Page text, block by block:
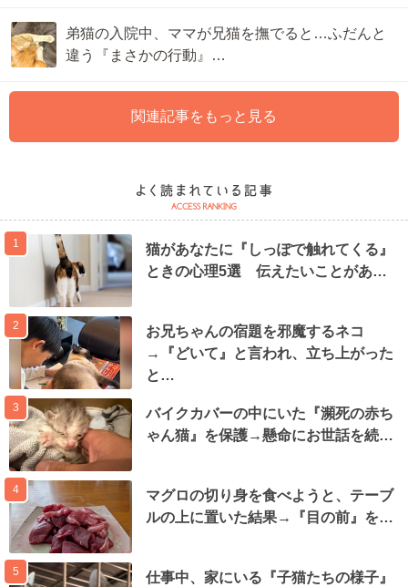
弟猫の入院中、ママが兄猫を撫でると…ふだんと
違う『まさかの行動』…
関連記事をもっと見る
1
猫があなたに『しっぽで触れてくる』
ときの心理5選 伝えたいことがあ…
2
お兄ちゃんの宿題を邪魔するネコ
→『どいて』と言われ、立ち上がった
と…
3
バイクカバーの中にいた『瀕死の赤ち
ゃん猫』を保護→懸命にお世話を続…
4
マグロの切り身を食べようと、テーブ
ルの上に置いた結果→『目の前』を…
5
仕事中、家にいる『子猫たちの様子』